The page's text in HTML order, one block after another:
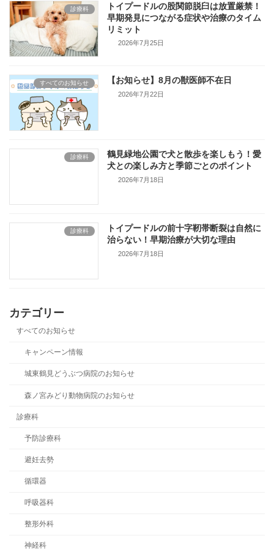
診療科
トイプードルの股関節脱臼は放置厳禁！
早期発見につながる症状や治療のタイム
リミット
2026年7月25日
すべてのお知らせ 【お知らせ】8月の獣医師不在日
2026年7月22日
診療科
鶴見緑地公園で犬と散歩を楽しもう！愛
犬との楽しみ方と季節ごとのポイント
2026年7月18日
診療科
トイプードルの前十字靭帯断裂は自然に
治らない！早期治療が大切な理由
2026年7月18日
カテゴリー
すべてのお知らせ
キャンペーン情報
城東鶴見どうぶつ病院のお知らせ
森ノ宮みどり動物病院のお知らせ
診療科
予防診療科
避妊去勢
循環器
呼吸器科
整形外科
神経科